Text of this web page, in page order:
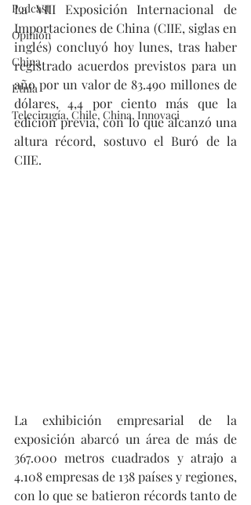
Podcast
Opinión
China
Etnia
Telecirugía, Chile, China, Innovaci
La VIII Exposición Internacional de
Importaciones de China (CIIE, siglas en
inglés) concluyó hoy lunes, tras haber
registrado acuerdos previstos para un
año por un valor de 83.490 millones de
dólares, 4,4 por ciento más que la
edición previa, con lo que alcanzó una
altura récord, sostuvo el Buró de la
CIIE.
La exhibición empresarial de la
exposición abarcó un área de más de
367.000 metros cuadrados y atrajo a
4.108 empresas de 138 países y regiones,
con lo que se batieron récords tanto de